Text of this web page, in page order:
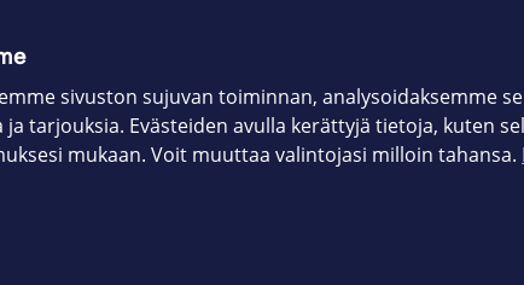
sivuston sujuvan toiminnan, analysoidaksemme
tarjouksia. Evästeiden avulla kerättyjä tietoja, kuten
mukaan. Voit muuttaa valintojasi milloin tahansa.